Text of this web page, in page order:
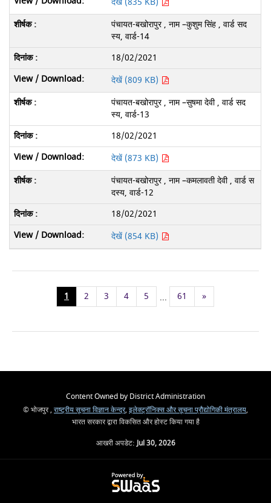
पंचायत-बखोरापुर , नाम –कुशुम सिंह , वार्ड सद
स्य, वार्ड-14
18/02/2021
देखें (809 KB)
पंचायत-बखोरापुर , नाम –सुषमा देवी , वार्ड सद
स्य, वार्ड-13
18/02/2021
देखें (873 KB)
पंचायत-बखोरापुर , नाम –कमलावती देवी , वार्ड स
दस्य, वार्ड-12
18/02/2021
देखें (854 KB)
1 2 3 4 5 ... 61 »
Content Owned by District Administration
© भोजपुर , राष्ट्रीय सूचना विज्ञान केन्द्र, इलेक्ट्रॉनिक्स और सूचना प्रौद्योगिकी मंत्रालय,
भारत सरकार द्वारा विकसित और होस्ट किया गया है
आखरी अपडेट:Jul 30, 2026